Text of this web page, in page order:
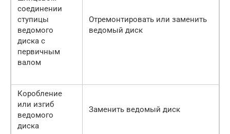
соединении
ступицы
ведомого
диска с
первичным
валом
Отремонтировать или заменить
ведомый диск
Коробление
или изгиб
ведомого
диска
Заменить ведомый диск